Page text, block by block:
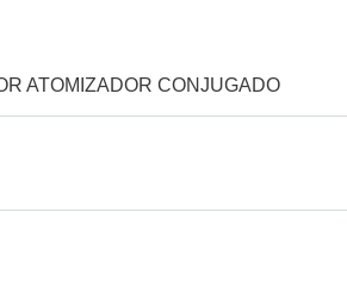
ATOMIZADOR CONJUGADO